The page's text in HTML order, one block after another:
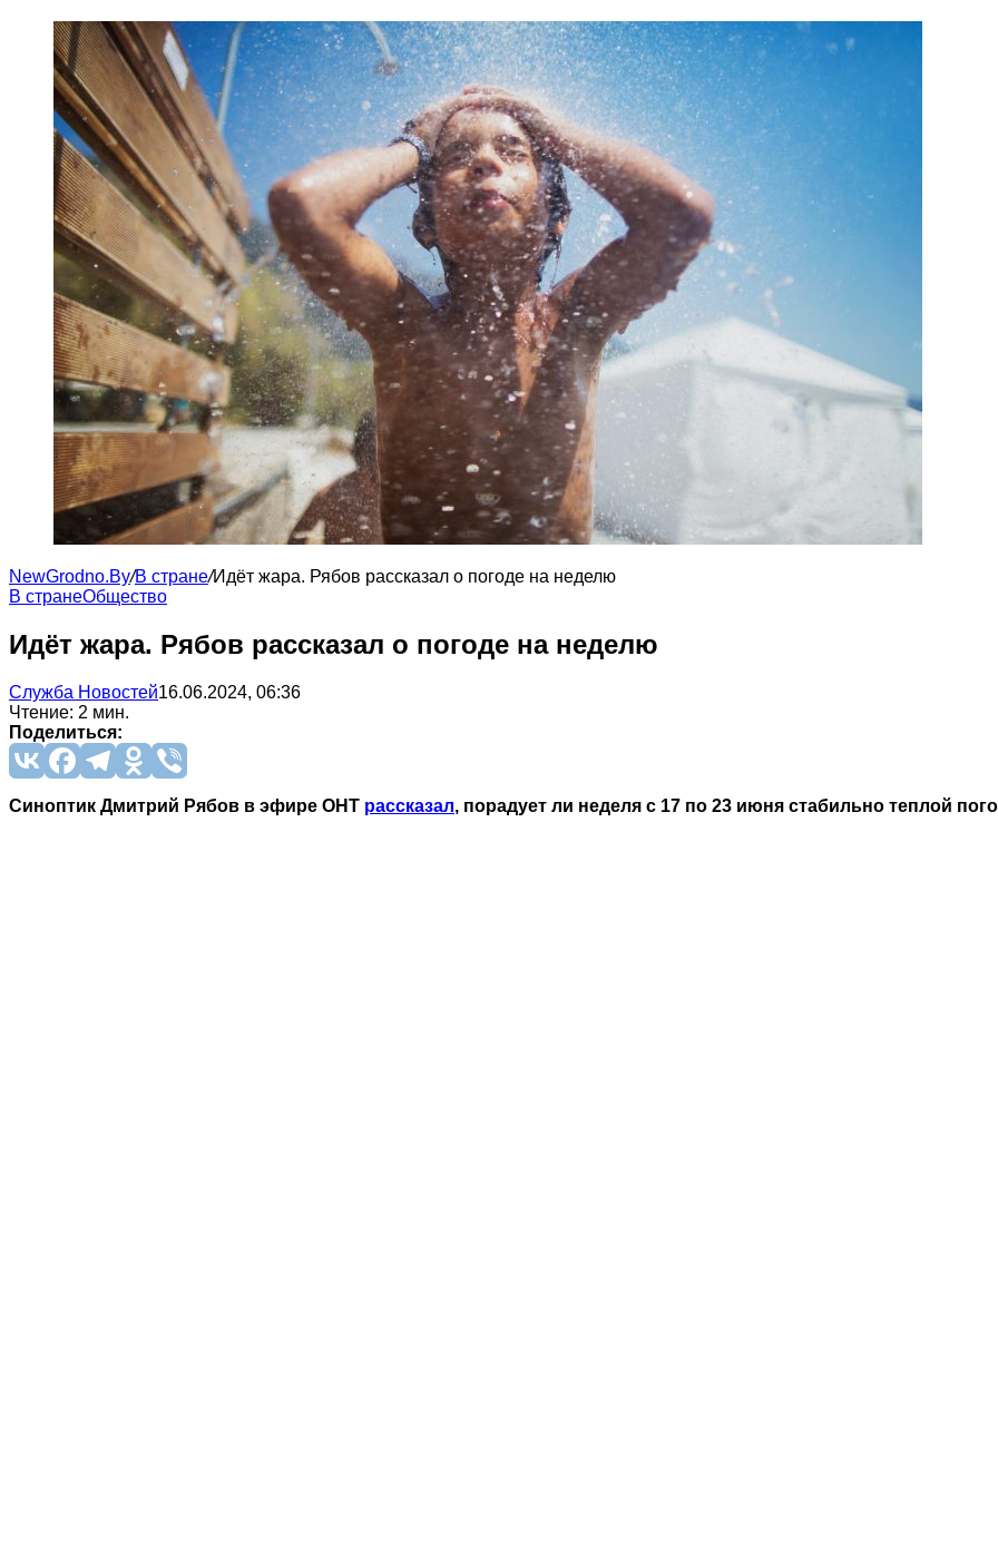
NewGrodno.By/В стране/Идёт жара. Рябов рассказал о погоде на неделю
В странеОбщество
Идёт жара. Рябов рассказал о погоде на неделю
Служба Новостей16.06.2024, 06:36
Чтение: 2 мин.
Поделиться:
Синоптик Дмитрий Рябов в эфире ОНТ рассказал, порадует ли неделя с 17 по 23 июня стабильно теплой